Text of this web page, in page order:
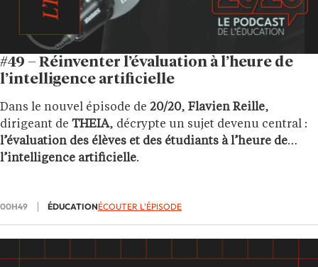
#49 – Réinventer l’évaluation à l’heure de
l’intelligence artificielle
Dans le nouvel épisode de 20/20, Flavien Reille,
dirigeant de THEIA, décrypte un sujet devenu central :
l’évaluation des élèves et des étudiants à l’heure de
l’intelligence artificielle.
00H49 ÉDUCATIONÉCOUTER L'ÉPISODE